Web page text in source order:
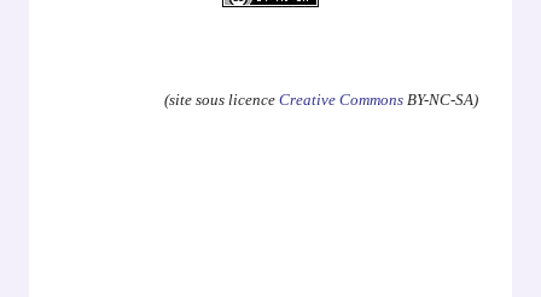
(site sous licence Creative CommonsBY-NC-SA)